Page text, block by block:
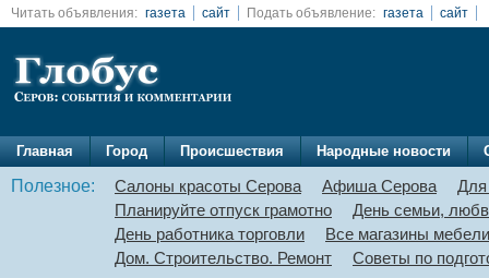
Читать объявления: газета сайт Подать объявление: газета сайт
Главная Город Происшествия Народные новости
Полезное: Салоны красоты Серова Афиша Серова
Для
Планируйте отпуск грамотно
День семьи,
День работника торговли
Все магазины мебели
Дом. Строительство. Ремонт
Советы по